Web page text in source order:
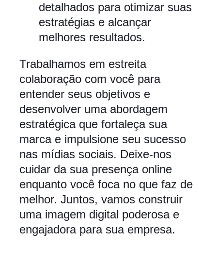
detalhados para otimizar suas
estratégias e alcançar
melhores resultados.
Trabalhamos em estreita
colaboração com você para
entender seus objetivos e
desenvolver uma abordagem
estratégica que fortaleça sua
marca e impulsione seu sucesso
nas mídias sociais. Deixe-nos
cuidar da sua presença online
enquanto você foca no que faz de
melhor. Juntos, vamos construir
uma imagem digital poderosa e
engajadora para sua empresa.